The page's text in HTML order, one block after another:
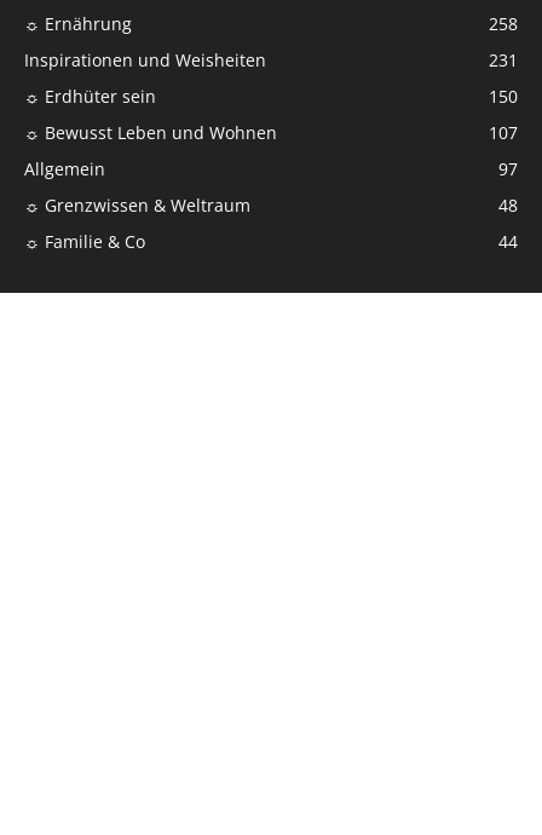
☼ Ernährung
258
Inspirationen und Weisheiten
231
☼ Erdhüter sein
150
☼ Bewusst Leben und Wohnen
107
Allgemein
97
☼ Grenzwissen & Weltraum
48
☼ Familie & Co
44